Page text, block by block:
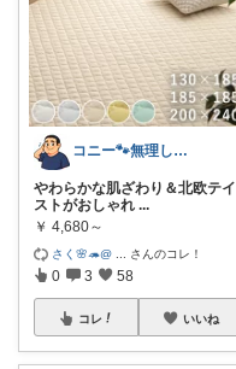
コニー🐾無理しない暮らしROOM✨
やわらかな肌ざわり＆北欧テイ
ストがおしゃれ ...
￥ 4,680～
さく🌸🦔@ さんのコレ！
0 3 58
コレ いいね